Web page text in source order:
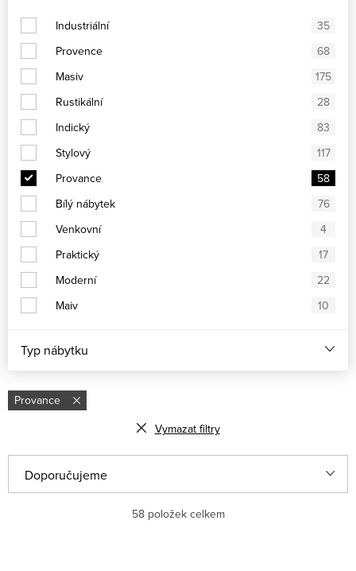
Industriální
35
Provence
68
Masiv
175
Rustikální
28
Indický
83
Stylový
117
Provance
58
Bílý nábytek
76
Venkovní
4
Praktický
17
Moderní
22
Maiv
10
Typ nábytku
Provance
Vymazat filtry
a
Doporučujeme
58položek celkem